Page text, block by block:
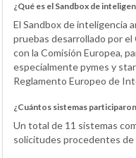
¿Qué es el Sandbox de
El Sandbox de inteligencia
pruebas desarrollado por
con la Comisión Europea,
especialmente pymes y
Reglamento Europeo de
¿Cuántos sistemas
Un total de 11 sistemas
solicitudes procedentes